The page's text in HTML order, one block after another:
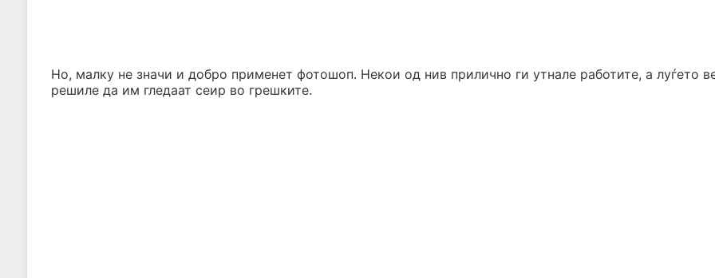
Но, малку не значи и добро применет фотошоп. Некои од нив прилично ги утнале работите, а луѓето
решиле да им гледаат сеир во грешките.